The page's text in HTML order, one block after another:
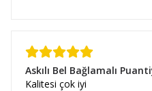
Askılı Bel Bağlamalı
Kalitesi çok iyi